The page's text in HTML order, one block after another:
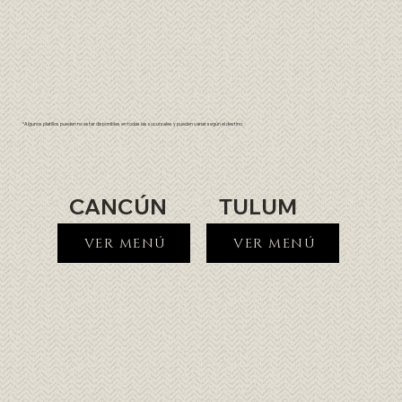
*Algunos platillos pueden no estar disponibles en todas las sucursales y pueden variar según el destino.
CANCÚN
VER MENÚ
TULUM
VER MENÚ